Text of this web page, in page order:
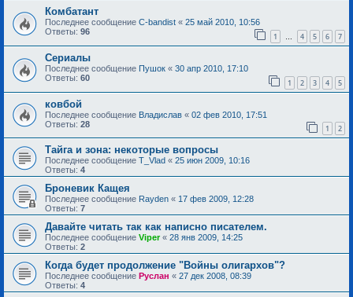
Комбатант
Последнее сообщение C-bandist « 25 май 2010, 10:56
Ответы: 96 1 … 4 5 6 7
Сериалы
Последнее сообщение Пушок « 30 апр 2010, 17:10
Ответы: 60 1 2 3 4 5
ковбой
Последнее сообщение Владислав « 02 фев 2010, 17:51
Ответы: 28 1 2
Тайга и зона: некоторые вопросы
Последнее сообщение T_Vlad « 25 июн 2009, 10:16
Ответы: 4
Броневик Кащея
Последнее сообщение Rayden « 17 фев 2009, 12:28
Ответы: 7
Давайте читать так как написно писателем.
Последнее сообщение Viper« 28 янв 2009, 14:25
Ответы: 2
Когда будет продолжение "Войны олигархов"?
Последнее сообщение Руслан « 27 дек 2008, 08:39
Ответы: 4